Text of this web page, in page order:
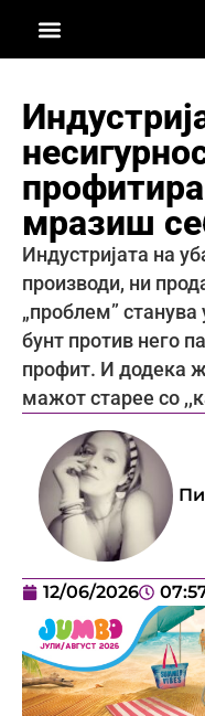
мразиш
Индустријата на
производи, ни
„проблем” станува
бунт против него
профит. И додека
мажот старее со
12/06/2026